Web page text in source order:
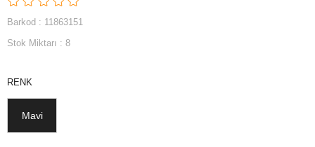
Barkod : 11863151
Stok Miktarı : 8
RENK
Mavi